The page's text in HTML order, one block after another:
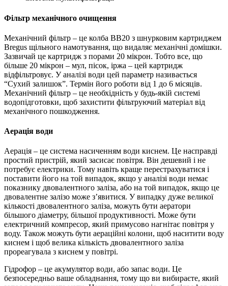
Фільтр механічного очищення
Механічний фільтр – це колба ВВ20 з шнурковим картриджем
Bregus щільного намотування, що видаляє механічні домішки.
Зазвичай це картридж з порами 20 мікрон. Тобто все, що
більше 20 мікрон – мул, пісок, іржа – цей картридж
відфільтровує. У аналізі води цей параметр називається
“Сухий залишок”. Термін його роботи від 1 до 6 місяців.
Механічний фільтр – це необхідність у будь-якій системі
водопідготовки, щоб захистити фільтруючий матеріал від
механічного пошкодження.
Аерація води
Аерація – це система насиченням води киснем. Це насправді
простий пристрій, який засисає повітря. Він дешевий і не
потребує електрики. Тому навіть краще перестрахуватися і
поставити його на той випадок, якщо у аналізі води немає
показнику двовалентного заліза, або на той випадок, якщо це
двовалентне залізо може з’явитися. У випадку дуже великої
кількості двовалентного заліза, можуть бути аератори
більшого діаметру, більшої продуктивності. Може бути
електричний компресор, який примусово нагнітає повітря у
воду. Також можуть бути аераційні колони, щоб наситити воду
киснем і щоб велика кількість двовалентного заліза
прореагувала з киснем у повітрі.
Гідрофор – це акумулятор води, або запас води. Це
безпосередньо ваше обладнання, тому що ви вибираєте, який